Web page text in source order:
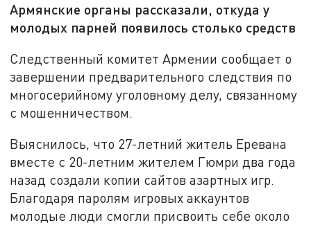
Армянские органы рассказали, откуда у
молодых парней появилось столько средств
Следственный комитет Армении сообщает о
завершении предварительного следствия по
многосерийному уголовному делу, связанному
с мошенничеством.
Выяснилось, что 27-летний житель Еревана
вместе с 20-летним жителем Гюмри два года
назад создали копии сайтов азартных игр.
Благодаря паролям игровых аккаунтов
молодые люди смогли присвоить себе около